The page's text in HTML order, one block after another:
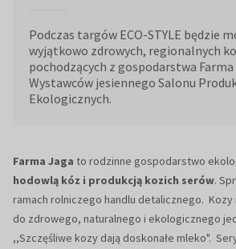
Podczas targów ECO-STYLE będzie
wyjątkowo zdrowych, regionalnych
pochodzących z gospodarstwa Farma
Wystawców jesiennego Salonu
Ekologicznych.
Farma Jaga to rodzinne gospodarstwo
hodowlą kóz i produkcją kozich serów.
ramach rolniczego handlu detalicznego.
do zdrowego, naturalnego i ekologicznego
,,Szczęśliwe kozy dają doskonałe mleko".